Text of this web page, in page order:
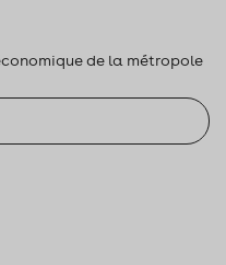
de la métropole